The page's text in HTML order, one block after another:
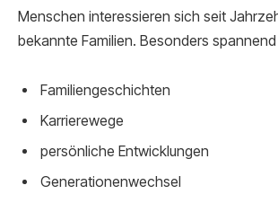
Menschen interessieren sich seit
bekannte Familien. Besonders
Familiengeschichten
Karrierewege
persönliche Entwicklungen
Generationenwechsel